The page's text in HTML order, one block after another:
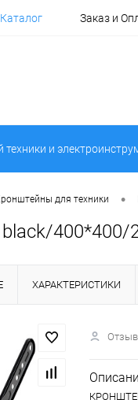
Каталог Заказ и
и
для техники •
400*400/
ХАРАКТЕРИСТИКИ